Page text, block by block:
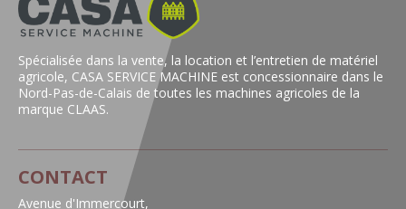
Spécialisée dans la vente, la location et l’entretien de matériel
agricole, CASA SERVICE MACHINE est concessionnaire dans le
Nord-Pas-de-Calais de toutes les machines agricoles de la
marque CLAAS.
CONTACT
Avenue d'Immercourt,